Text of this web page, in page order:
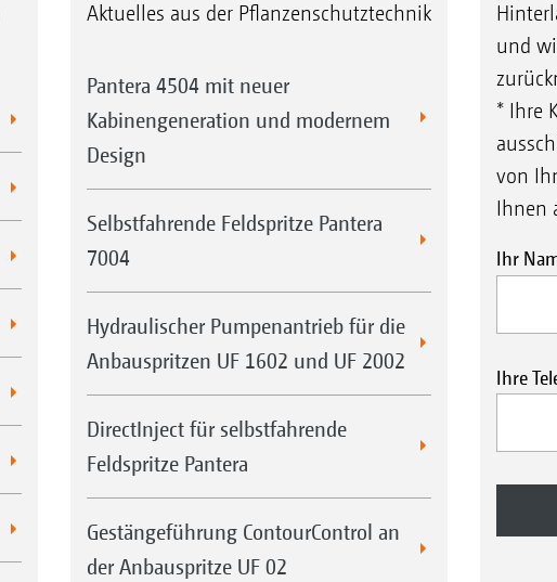
Aktuelles aus der Pflanzenschutztechnik
Pantera 4504 mit neuer
Kabinengeneration und modernem
Design
Selbstfahrende Feldspritze Pantera
7004
Hydraulischer Pumpenantrieb für die
Anbauspritzen UF 1602 und UF 2002
DirectInject für selbstfahrende
Feldspritze Pantera
Gestängeführung ContourControl an
der Anbauspritze UF 02
und
* Ihre
von
Ihnen
Ihr
Ihre